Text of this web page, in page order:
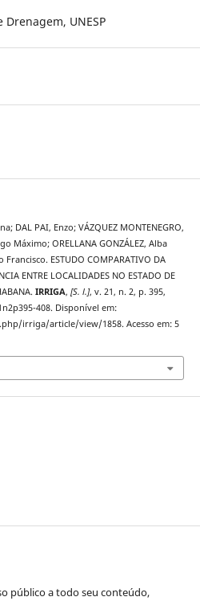
UNESP
DAL PAI, Enzo; VÁZQUEZ MONTENEGRO,
Máximo; ORELLANA GONZÁLEZ, Alba
Francisco. ESTUDO COMPARATIVO DA
ENTRE LOCALIDADES NO ESTADO DE
IRRIGA, [S. l.], v. 21, n. 2, p. 395,
408. Disponível em:
irriga/article/view/1858. Acesso em: 5
público a todo seu conteúdo,